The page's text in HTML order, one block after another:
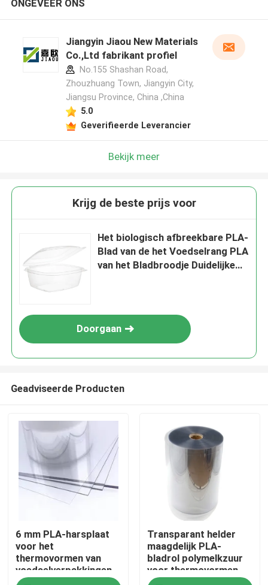
ONGEVEER ONS
Jiangyin Jiaou New Materials
Co.,Ltd fabrikant profiel
No.155 Shashan Road,
Zhouzhuang Town, Jiangyin City,
Jiangsu Province, China ,China
5.0
Geverifieerde Leverancier
Bekijk meer
Krijg de beste prijs voor
Het biologisch afbreekbare PLA-
Blad van de het Voedselrang PLA
van het Bladbroodje Duidelijke
Doorgaan
Geadviseerde Producten
6 mm PLA-harsplaat
voor het
thermovormen van
voedselverpakkingen
voor kippenvisvlees
Transparant helder
maagdelijk PLA-
bladrol polymelkzuur
voor thermovormen